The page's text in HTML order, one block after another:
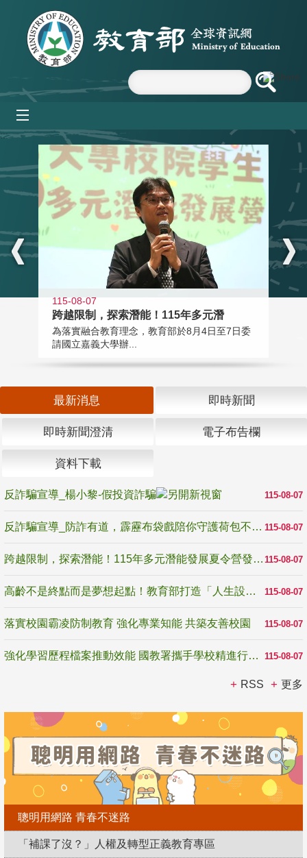
跳到主要內容區塊
:::
115-08-07
跨越限制，探索潛能！115年多元潛
為落實融合教育理念，教育部於8月4日至7日委
請國立嘉義大學辦...
最新消息 即時新聞
即時新聞澄清 電子布告欄
資料下載
115-08-07
反詐騙宣導_楊小黎-假投資詐騙
115-08-07
反詐騙宣導_防詐有道，霹靂布袋戲陪你守護荷包不受騙
115-08-07
跨越限制，探索潛能！115年多元潛能發展夏令營發掘生命無限可能
115-08-07
高齡不是終點而是夢想起點！教育部打造「人生設計夢工場」 參展第3屆高齡健康產業博覽會
115-08-07
落實校園霸凌防制教育 強化專業知能 共築友善校園
115-08-07
強化學習歷程檔案推動效能 國教署攜手學校精進行政與教學支持
RSS 更多
聰明用網路 青春不迷路
「補課了沒？」人權及轉型正義教育專區